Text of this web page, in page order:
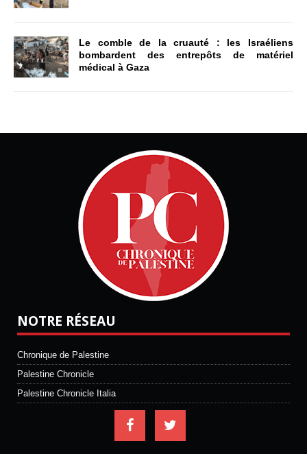
Le comble de la cruauté : les Israéliens
bombardent des entrepôts de matériel
médical à Gaza
NOTRE RÉSEAU
Chronique de Palestine
Palestine Chronicle
Palestine Chronicle Italia